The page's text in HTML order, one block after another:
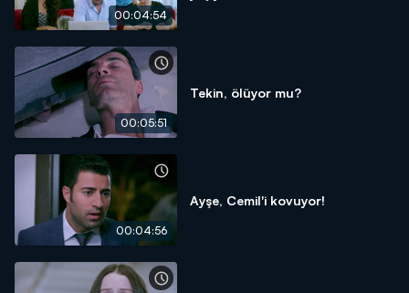
00:04:54
00:05:51
Tekin, ölüyor mu?
00:04:56
Ayşe, Cemil'i kovuyor!